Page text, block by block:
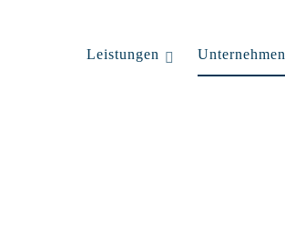
Leistungen Unternehmen